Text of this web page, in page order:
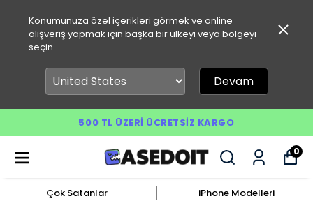
Konumunuza özel içerikleri görmek ve online
alışveriş yapmak için başka bir ülkeyi veya bölgeyi
seçin.
Devam
500 TL ÜZERI ÜCRETSIZ KARGO
0
Çok Satanlar iPhone Modelleri